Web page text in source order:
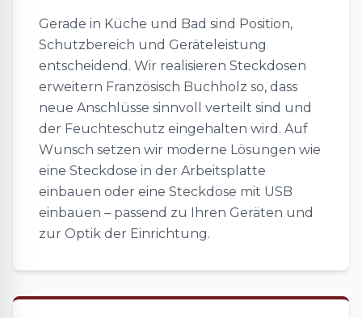
Gerade in Küche und Bad sind Position,
Schutzbereich und Geräteleistung
entscheidend. Wir realisieren Steckdosen
erweitern Französisch Buchholz so, dass
neue Anschlüsse sinnvoll verteilt sind und
der Feuchteschutz eingehalten wird. Auf
Wunsch setzen wir moderne Lösungen wie
eine Steckdose in der Arbeitsplatte
einbauen oder eine Steckdose mit USB
einbauen – passend zu Ihren Geräten und
zur Optik der Einrichtung.